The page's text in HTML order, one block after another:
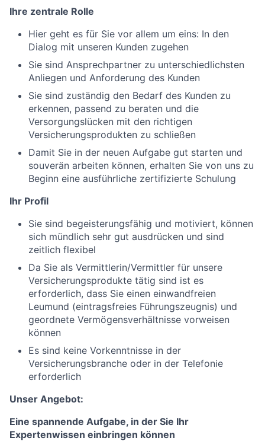
Ihre zentrale Rolle
Hier geht es für Sie vor allem um eins: In den
Dialog mit unseren Kunden zugehen
Sie sind Ansprechpartner zu unterschiedlichsten
Anliegen und Anforderung des Kunden
Sie sind zuständig den Bedarf des Kunden zu
erkennen, passend zu beraten und die
Versorgungslücken mit den richtigen
Versicherungsprodukten zu schließen
Damit Sie in der neuen Aufgabe gut starten und
souverän arbeiten können, erhalten Sie von uns zu
Beginn eine ausführliche zertifizierte Schulung
Ihr Profil
Sie sind begeisterungsfähig und motiviert, können
sich mündlich sehr gut ausdrücken und sind
zeitlich flexibel
Da Sie als Vermittlerin/Vermittler für unsere
Versicherungsprodukte tätig sind ist es
erforderlich, dass Sie einen einwandfreien
Leumund (eintragsfreies Führungszeugnis) und
geordnete Vermögensverhältnisse vorweisen
können
Es sind keine Vorkenntnisse in der
Versicherungsbranche oder in der Telefonie
erforderlich
Unser Angebot:
Eine spannende Aufgabe, in der Sie Ihr
Expertenwissen einbringen können